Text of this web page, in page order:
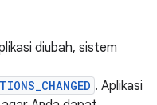
diubah, sistem
. Aplikasi